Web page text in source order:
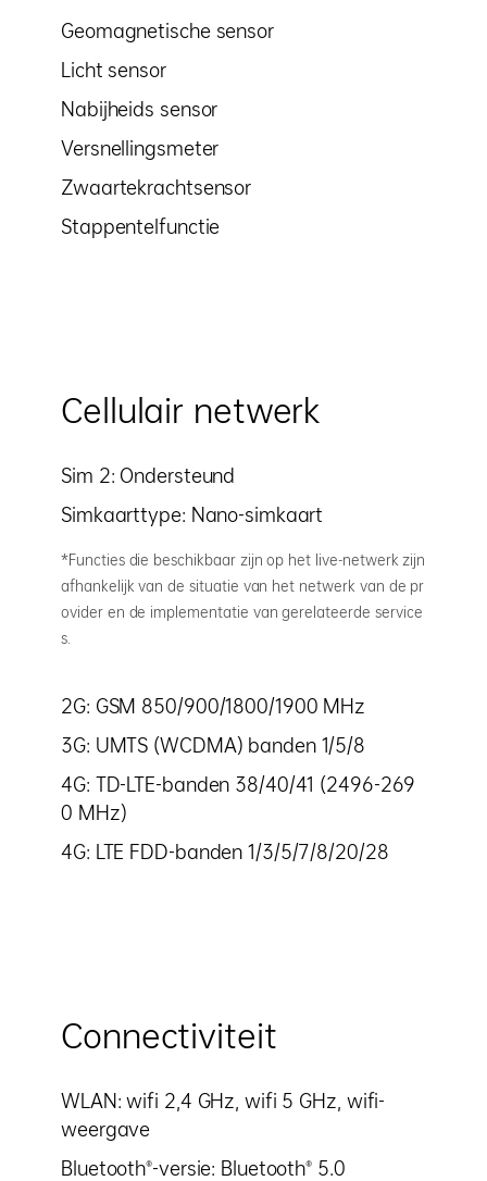
Geomagnetische sensor
Licht sensor
Nabijheids sensor
Versnellingsmeter
Zwaartekrachtsensor
Stappentelfunctie
Cellulair netwerk
Sim 2: Ondersteund
Simkaarttype: Nano-simkaart
*Functies die beschikbaar zijn op het live-netwerk zijn
afhankelijk van de situatie van het netwerk van de pr
ovider en de implementatie van gerelateerde service
s.
2G: GSM 850/900/1800/1900 MHz
3G: UMTS (WCDMA) banden 1/5/8
4G: TD-LTE-banden 38/40/41 (2496-269
0 MHz)
4G: LTE FDD-banden 1/3/5/7/8/20/28
Connectiviteit
WLAN: wifi 2,4 GHz, wifi 5 GHz, wifi-
weergave
Bluetooth®-versie: Bluetooth® 5.0